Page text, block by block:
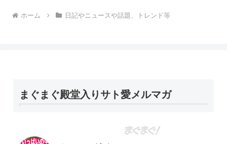
ホーム 日記やニュースや話題、トレンド等
まぐまぐ殿堂入りサト愛メルマガ